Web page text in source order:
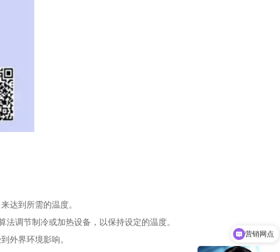
达到所需的温度。
调节制冷或加热设备，以保持设定的温度。
外界环境影响。
厂家定制